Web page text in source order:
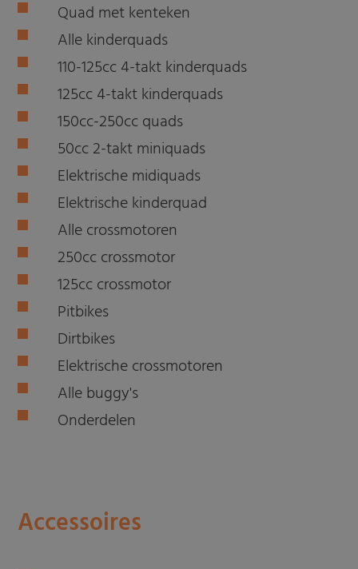
Quad met kenteken
Alle kinderquads
110-125cc 4-takt kinderquads
125cc 4-takt kinderquads
150cc-250cc quads
50cc 2-takt miniquads
Elektrische midiquads
Elektrische kinderquad
Alle crossmotoren
250cc crossmotor
125cc crossmotor
Pitbikes
Dirtbikes
Elektrische crossmotoren
Alle buggy's
Onderdelen
Accessoires